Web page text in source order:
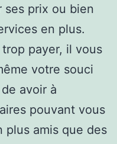
ses prix ou bien
en plus.
payer, il vous
votre souci
avoir à
pouvant vous
plus amis que des